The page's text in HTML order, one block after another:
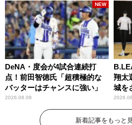
DeNA・度会が4試合連続打
点！前田智徳氏「超積極的な
バッターはチャンスに強い」
2026.08.08
NEW
翔太
城を
いで
新着記事をもっと